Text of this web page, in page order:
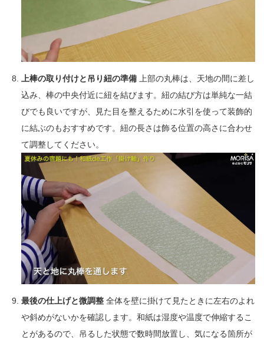
上棒の取り付けと吊り紐の準備 上部の丸棒は、天地の間に差し
込み、棒の中央付近に紐を結びます。紐の結び方は単純な一結
びでも良いですが、見た目を整えるために水引を使って装飾的
に結ぶのもおすすめです。紐の長さは飾る位置の高さに合わせ
て調整してください。
最後の仕上げと微調整 全体を壁に掛けて見たときに左右のよれ
や斜めがないかを確認します。和紙は湿度や温度で伸縮するこ
とがあるので、吊るした状態で数時間放置し、気になる箇所が